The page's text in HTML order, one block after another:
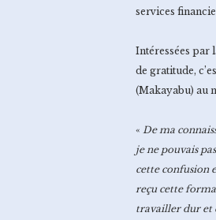
services
Intéressées par
de gratitude,
(Makayabu) au
« De ma
je ne pouvais
cette confusion
reçu cette
travailler dur et